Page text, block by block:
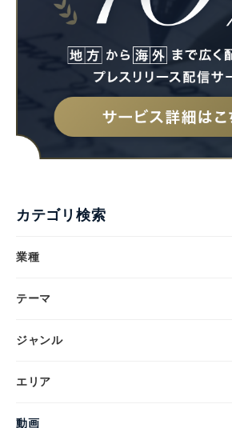
カテゴリ検索
業種
テーマ
ジャンル
エリア
動画